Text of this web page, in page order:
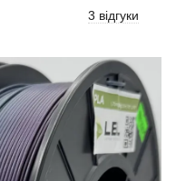
3 відгуки